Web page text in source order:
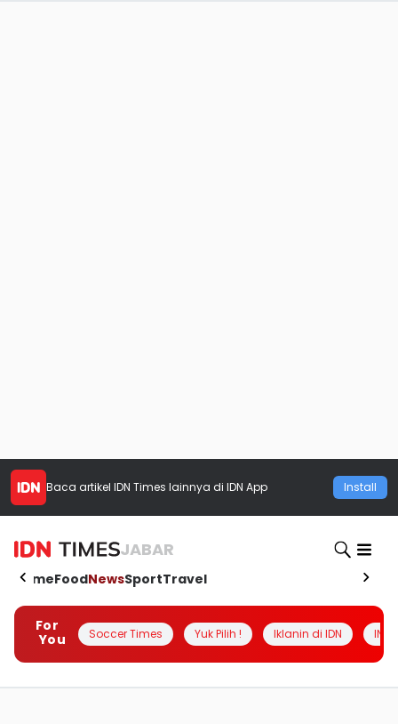
Baca artikel IDN Times lainnya di IDN App Install
JABAR
HomeFoodNewsSportTravel
For
You
Soccer Times Yuk Pilih ! Iklanin di IDN